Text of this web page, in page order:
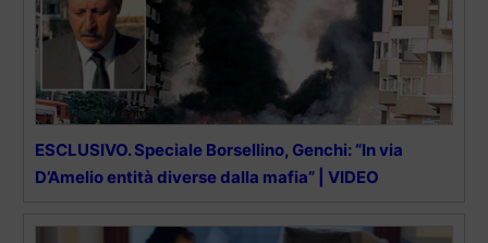
ESCLUSIVO. Speciale Borsellino, Genchi: “In via
D’Amelio entità diverse dalla mafia” | VIDEO